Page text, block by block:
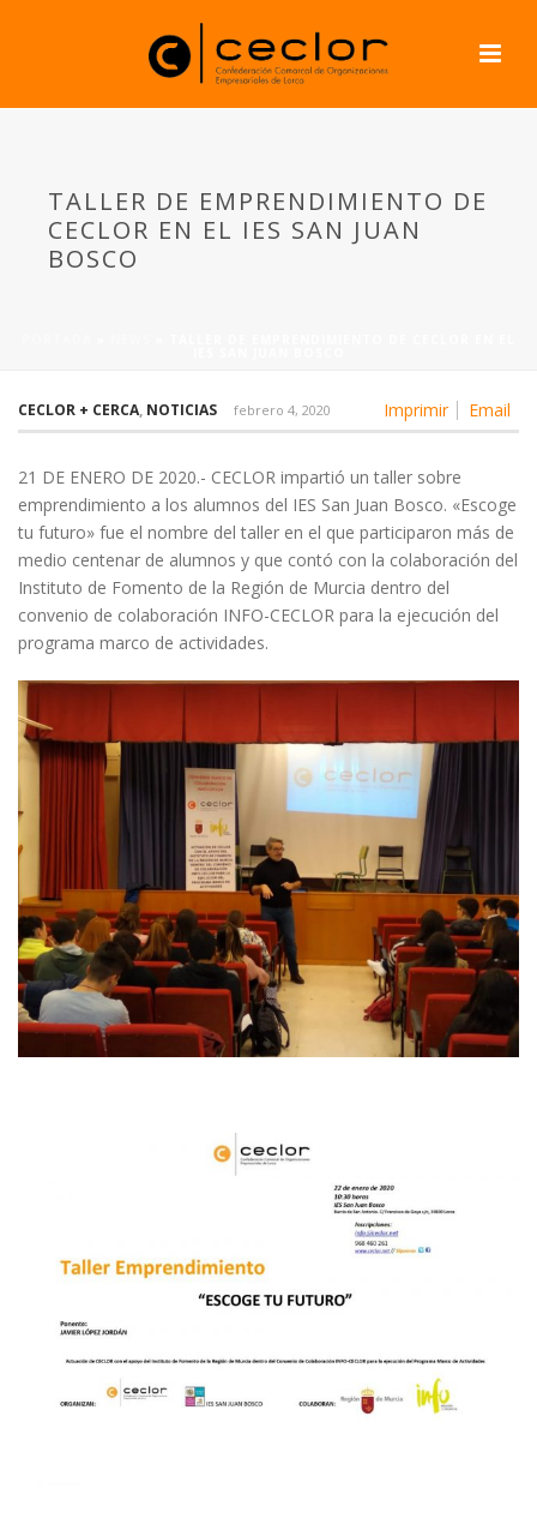
TALLER DE EMPRENDIMIENTO DE
CECLOR EN EL IES SAN JUAN
BOSCO
Imprimir Email
CECLOR + CERCA, NOTICIAS febrero 4, 2020
21 DE ENERO DE 2020.- CECLOR impartió un taller sobre
emprendimiento a los alumnos del IES San Juan Bosco. «Escoge
tu futuro» fue el nombre del taller en el que participaron más de
medio centenar de alumnos y que contó con la colaboración del
Instituto de Fomento de la Región de Murcia dentro del
convenio de colaboración INFO-CECLOR para la ejecución del
programa marco de actividades.